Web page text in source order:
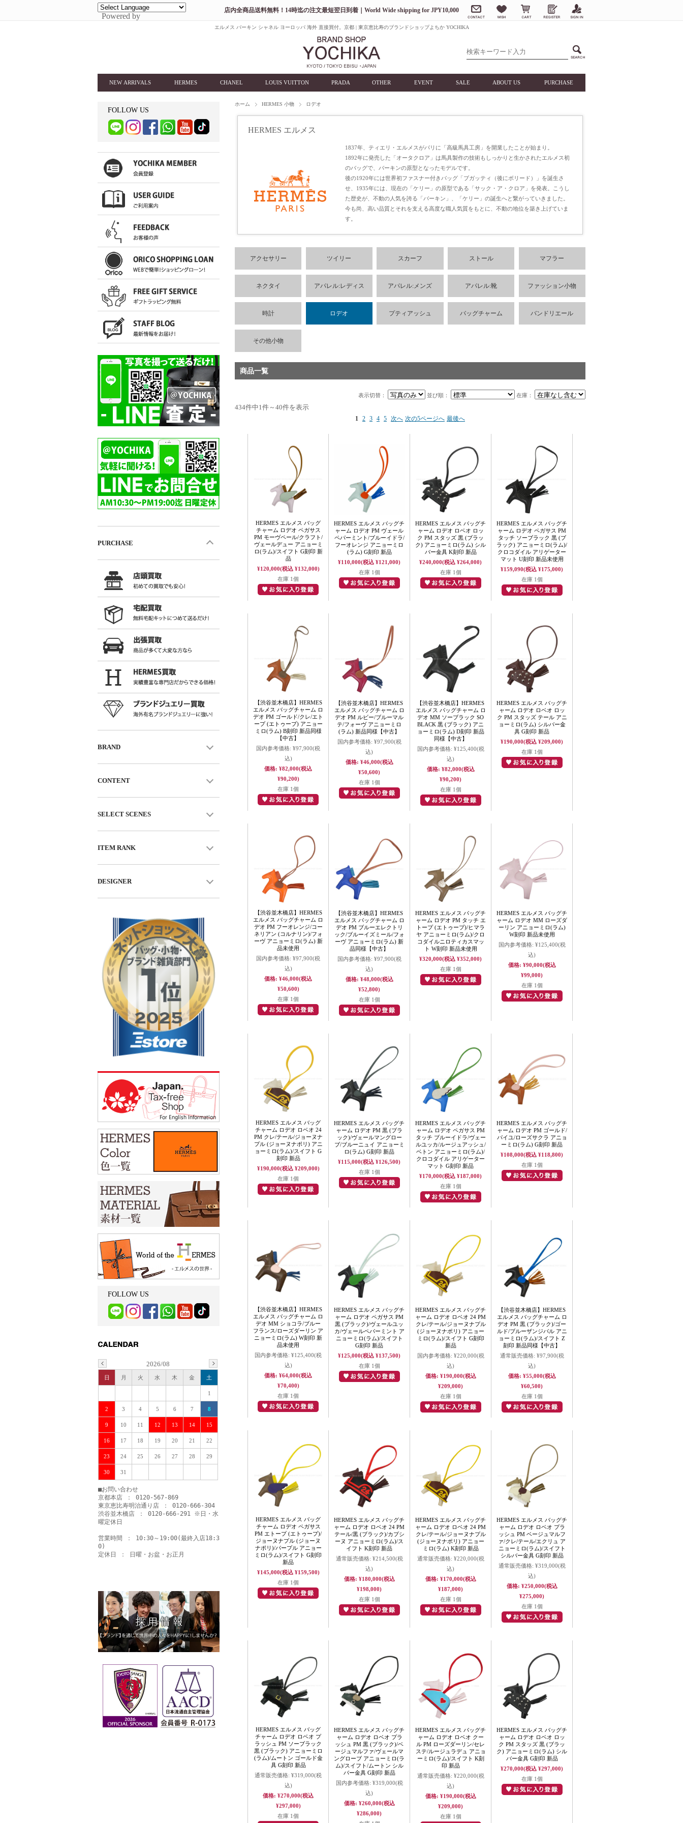
Powered by
店内全商品送料無料！14時迄の注文最短翌日到着｜World Wide shipping for JPY10,000
エルメス バーキン シャネル ヨーロッパ 海外 直接買付。京都 | 東京恵比寿のブランドショップよちか YOCHIKA
NEW ARRIVALS HERMES CHANEL LOUIS VUITTON PRADA OTHER EVENT SALE ABOUT US PURCHASE
ホーム HERMES 小物 ロデオ
HERMES エルメス
1837年、ティエリ・エルメスがパリに「高級馬具工房」を開業したことが始まり。
1892年に発売した「オータクロア」は馬具製作の技術もしっかりと生かされたエルメス初
のバッグで、バーキンの原型となったモデルです。
後の1920年には世界初ファスナー付きバッグ「ブガッティ（後にボリード）」を誕生さ
せ、1935年には、現在の「ケリー」の原型である「サック・ア・クロア」を発表。こうし
た歴史が、不動の人気を誇る「バーキン」、「ケリー」の誕生へと繋がっていきました。
今も尚、高い品質とそれを支える高度な職人気質をもとに、不動の地位を築き上げていま
す。
アクセサリー ツイリー スカーフ ストール マフラー
ネクタイ アパレル:レディス アパレル:メンズ アパレル:靴 ファッション小物
時計 ロデオ プティアッシュ バッグチャーム バンドリエール
その他小物
商品一覧
表示切替： 並び順： 在庫：
434件中1件～40件を表示
1 2 3 4 5 次へ 次の5ページへ 最後へ
HERMES エルメス バッグ
チャーム ロデオ ペガサス
PM モーヴペール/クラフト/
ヴェールデュー アニョーミ
ロ(ラム)/スイフト G刻印 新
品
¥120,000(税込 ¥132,000)
在庫 1個
HERMES エルメス バッグチ
ャーム ロデオ PM ヴェール
ペパーミント/ブルーイドラ/
フーオレンジ アニョーミロ
(ラム) G刻印 新品
¥110,000(税込 ¥121,000)
在庫 1個
HERMES エルメス バッグチ
ャーム ロデオ ロベオ ロッ
ク PM スタッズ 黒 (ブラッ
ク) アニョーミロ(ラム) シル
バー金具 K刻印 新品
¥240,000(税込 ¥264,000)
在庫 1個
HERMES エルメス バッグチ
ャーム ロデオ ペガサス PM
タッチ ソーブラック 黒 (ブ
ラック) アニョーミロ(ラム)/
クロコダイル アリゲーター
マット U刻印 新品未使用
¥159,090(税込 ¥175,000)
在庫 1個
【渋谷並木橋店】HERMES
エルメス バッグチャーム ロ
デオ PM ゴールド/クレ/エト
ープ (エトゥープ) アニョー
ミロ(ラム) B刻印 新品同様
【中古】
国内参考価格: ¥97,900(税
込)
価格: ¥82,000(税込
¥90,200)
在庫 1個
【渋谷並木橋店】HERMES
エルメス バッグチャーム ロ
デオ PM ルビー/ブルーマル
テ/フォーヴ アニョーミロ
(ラム) 新品同様【中古】
国内参考価格: ¥97,900(税
込)
価格: ¥46,000(税込
¥50,600)
在庫 1個
【渋谷並木橋店】HERMES
エルメス バッグチャーム ロ
デオ MM ソーブラック SO
BLACK 黒 (ブラック) アニ
ョーミロ(ラム) D刻印 新品
同様【中古】
国内参考価格: ¥125,400(税
込)
価格: ¥82,000(税込
¥90,200)
在庫 1個
HERMES エルメス バッグチ
ャーム ロデオ ロベオ ロッ
ク PM スタッズ テール アニ
ョーミロ(ラム) シルバー金
具 G刻印 新品
¥190,000(税込 ¥209,000)
在庫 1個
【渋谷並木橋店】HERMES
エルメス バッグチャーム ロ
デオ PM フーオレンジ/コー
ネリアン (コルナリン)/フォ
ーヴ アニョーミロ(ラム) 新
品未使用
国内参考価格: ¥97,900(税
込)
価格: ¥46,000(税込
¥50,600)
在庫 1個
【渋谷並木橋店】HERMES
エルメス バッグチャーム ロ
デオ PM ブルーエレクトリ
ック/ブルーイズミール/フォ
ーヴ アニョーミロ(ラム) 新
品同様【中古】
国内参考価格: ¥97,900(税
込)
価格: ¥48,000(税込
¥52,800)
在庫 1個
HERMES エルメス バッグチ
ャーム ロデオ PM タッチ エ
トープ (エトゥープ)/ヒマラ
ヤ アニョーミロ(ラム)/クロ
コダイルニロティカスマッ
ト W刻印 新品未使用
¥320,000(税込 ¥352,000)
在庫 1個
HERMES エルメス バッグチ
ャーム ロデオ MM ローズダ
ーリン アニョーミロ(ラム)
W刻印 新品未使用
国内参考価格: ¥125,400(税
込)
価格: ¥90,000(税込
¥99,000)
在庫 1個
HERMES エルメス バッグ
チャーム ロデオ ロベオ 24
PM クレ/テール/ジョーヌナ
プル (ジョーヌナポリ) アニ
ョーミロ(ラム)/スイフト G
刻印 新品
¥190,000(税込 ¥209,000)
在庫 1個
HERMES エルメス バッグチ
ャーム ロデオ PM 黒 (ブラ
ック)/ヴェールマングロー
ブ/ブルーニュイ アニョーミ
ロ(ラム) G刻印 新品
¥115,000(税込 ¥126,500)
在庫 1個
HERMES エルメス バッグチ
ャーム ロデオ ペガサス PM
タッチ ブルーイドラ/ヴェー
ルユッカ/ルージュアッシュ/
ベトン アニョーミロ(ラム)/
クロコダイル アリゲーター
マット G刻印 新品
¥170,000(税込 ¥187,000)
在庫 1個
HERMES エルメス バッグチ
ャーム ロデオ PM ゴールド/
パイユ/ローズサクラ アニョ
ーミロ(ラム) G刻印 新品
¥108,000(税込 ¥118,800)
在庫 1個
【渋谷並木橋店】HERMES
エルメス バッグチャーム ロ
デオ MM ショコラ/ブルー
フランス/ローズダーリン ア
ニョーミロ(ラム) W刻印 新
品未使用
国内参考価格: ¥125,400(税
込)
価格: ¥64,000(税込
¥70,400)
在庫 1個
HERMES エルメス バッグチ
ャーム ロデオ ペガサス PM
黒 (ブラック)/ヴェールユッ
カ/ヴェールペパーミント ア
ニョーミロ(ラム)/スイフト
G刻印 新品
¥125,000(税込 ¥137,500)
在庫 1個
HERMES エルメス バッグチ
ャーム ロデオ ロベオ 24 PM
クレ/テール/ジョーヌナプル
(ジョーヌナポリ) アニョー
ミロ(ラム)/スイフト G刻印
新品
国内参考価格: ¥220,000(税
込)
価格: ¥190,000(税込
¥209,000)
在庫 1個
【渋谷並木橋店】HERMES
エルメス バッグチャーム ロ
デオ PM 黒 (ブラック)/ゴー
ルド/ブルーザンジバル アニ
ョーミロ(ラム)/スイフト Z
刻印 新品同様【中古】
通常販売価格: ¥97,900(税
込)
価格: ¥55,000(税込
¥60,500)
在庫 1個
HERMES エルメス バッグ
チャーム ロデオ ペガサス
PM エトープ (エトゥープ)/
ジョーヌナプル (ジョーヌ
ナポリ)/パープル アニョー
ミロ(ラム)/スイフト G刻印
新品
¥145,000(税込 ¥159,500)
在庫 1個
HERMES エルメス バッグチ
ャーム ロデオ ロベオ 24 PM
テール/黒 (ブラック)/カプシ
ーヌ アニョーミロ(ラム)/ス
イフト K刻印 新品
通常販売価格: ¥214,500(税
込)
価格: ¥180,000(税込
¥198,000)
在庫 1個
HERMES エルメス バッグチ
ャーム ロデオ ロベオ 24 PM
クレ/テール/ジョーヌナプル
(ジョーヌナポリ) アニョー
ミロ(ラム) K刻印 新品
通常販売価格: ¥220,000(税
込)
価格: ¥170,000(税込
¥187,000)
在庫 1個
HERMES エルメス バッグチ
ャーム ロデオ ロベオ プラ
ッシュ PM ベージュマルフ
ァ/クレ/テール/エクリュ ア
ニョーミロ(ラム)/スイフト
シルバー金具 G刻印 新品
通常販売価格: ¥319,000(税
込)
価格: ¥250,000(税込
¥275,000)
在庫 1個
HERMES エルメス バッグ
チャーム ロデオ ロベオ プ
ラッシュ PM ソーブラック
黒 (ブラック) アニョーミロ
(ラム)/ムートン ゴールド金
具 G刻印 新品
通常販売価格: ¥319,000(税
込)
価格: ¥270,000(税込
¥297,000)
在庫 1個
HERMES エルメス バッグチ
ャーム ロデオ ロベオ プラ
ッシュ PM 黒 (ブラック)/ベ
ージュマルファ/ヴェールマ
ングローブ アニョーミロ(ラ
ム)/スイフト/ムートン シル
バー金具 G刻印 新品
国内参考価格: ¥319,000(税
込)
価格: ¥260,000(税込
¥286,000)
HERMES エルメス バッグチ
ャーム ロデオ ロベオ クー
ル PM ローズダーリン/セレ
ステ/ルージュラデュ アニョ
ーミロ(ラム)/スイフト K刻
印 新品
通常販売価格: ¥220,000(税
込)
価格: ¥190,000(税込
¥209,000)
在庫 1個
HERMES エルメス バッグチ
ャーム ロデオ ロベオ ロッ
ク PM スタッズ 黒 (ブラッ
ク) アニョーミロ(ラム) シル
バー金具 G刻印 新品
¥270,000(税込 ¥297,000)
在庫 1個
FOLLOW US
PURCHASE
BRAND
CONTENT
SELECT SCENES
ITEM RANK
DESIGNER
FOLLOW US
2026/08
日 月 火 水 木 金 土
1
2 3 4 5 6 7 8
9 10 11 12 13 14 15
16 17 18 19 20 21 22
23 24 25 26 27 28 29
30 31
■お問い合わせ
京都本店 ： 0120-567-869
東京恵比寿明治通り店 ： 0120-666-304
渋谷並木橋店 ： 0120-666-291 ※日・水
曜定休日
営業時間 ： 10:30～19:00(最終入店18:3
0)
定休日 ： 日曜・お盆・お正月